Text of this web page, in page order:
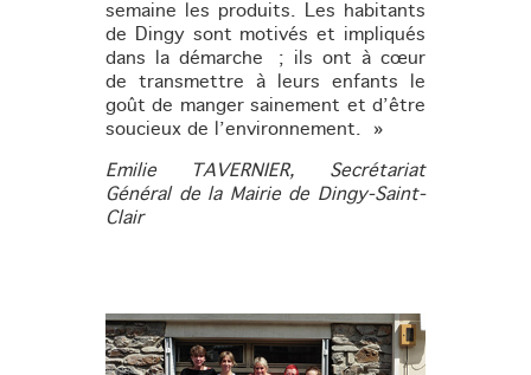
semaine les produits. Les habitants
de Dingy sont motivés et impliqués
dans la démarche ; ils ont à cœur
de transmettre à leurs enfants le
goût de manger sainement et d’être
soucieux de l’environnement. »
Emilie TAVERNIER, Secrétariat
Général de la Mairie de Dingy-Saint-
Clair